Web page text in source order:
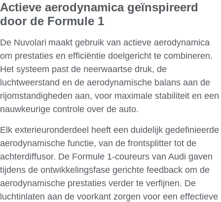
Actieve aerodynamica geïnspireerd
door de Formule 1
De Nuvolari maakt gebruik van actieve aerodynamica
om prestaties en efficiëntie doelgericht te combineren.
Het systeem past de neerwaartse druk, de
luchtweerstand en de aerodynamische balans aan de
rijomstandigheden aan, voor maximale stabiliteit en een
nauwkeurige controle over de auto.
Elk exterieuronderdeel heeft een duidelijk gedefinieerde
aerodynamische functie, van de frontsplitter tot de
achterdiffusor. De Formule 1-coureurs van Audi gaven
tijdens de ontwikkelingsfase gerichte feedback om de
aerodynamische prestaties verder te verfijnen. De
luchtinlaten aan de voorkant zorgen voor een effectieve